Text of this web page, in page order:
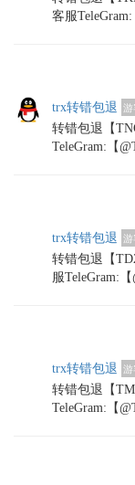
客服TeleGram:
trx转错包退 游
转错包退【
TeleGram:【
trx转错包退 游
转错包退【
服TeleGram:【
trx转错包退 游
转错包退【
TeleGram:【